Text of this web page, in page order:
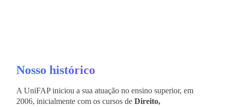
Nosso histórico
A UniFAP iniciou a sua atuação no ensino superior, em
2006, inicialmente com os cursos de Direito,